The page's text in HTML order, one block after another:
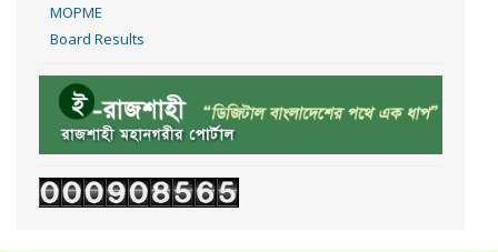
MOPME
Board Results